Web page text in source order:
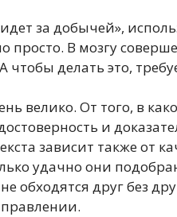
за добычей»,
просто. В мозгу
делать это,
велико. От того, в
и
зависит также от
удачно они
обходятся друг без